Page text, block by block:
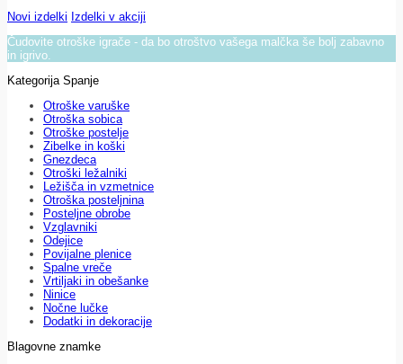
Novi izdelki Izdelki v akciji
Čudovite otroške igrače - da bo otroštvo vašega malčka še bolj zabavno
in igrivo.
Kategorija Spanje
Otroške varuške
Otroška sobica
Otroške postelje
Zibelke in koški
Gnezdeca
Otroški ležalniki
Ležišča in vzmetnice
Otroška posteljnina
Posteljne obrobe
Vzglavniki
Odejice
Povijalne plenice
Spalne vreče
Vrtiljaki in obešanke
Ninice
Nočne lučke
Dodatki in dekoracije
Blagovne znamke